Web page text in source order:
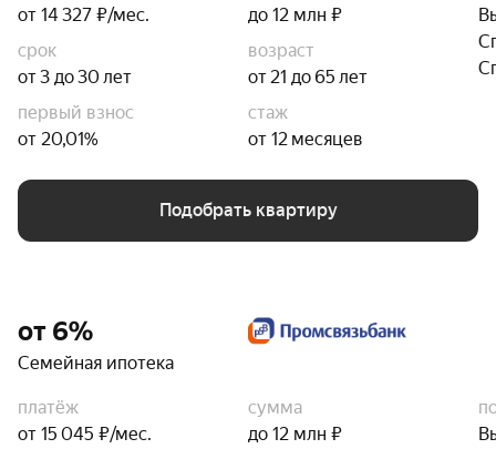
от 14 327 ₽/мес.
до 12 млн ₽
срок
от 3 до 30 лет
возраст
от 21 до 65 лет
первый взнос
от 20,01%
стаж
от 12 месяцев
Подобрать квартиру
от 6%
Семейная ипотека
платёж
от 15 045 ₽/мес.
сумма
до 12 млн ₽